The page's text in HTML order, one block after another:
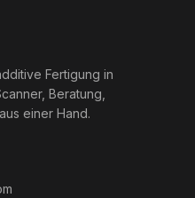
Fertigung in
Beratung,
einer Hand.